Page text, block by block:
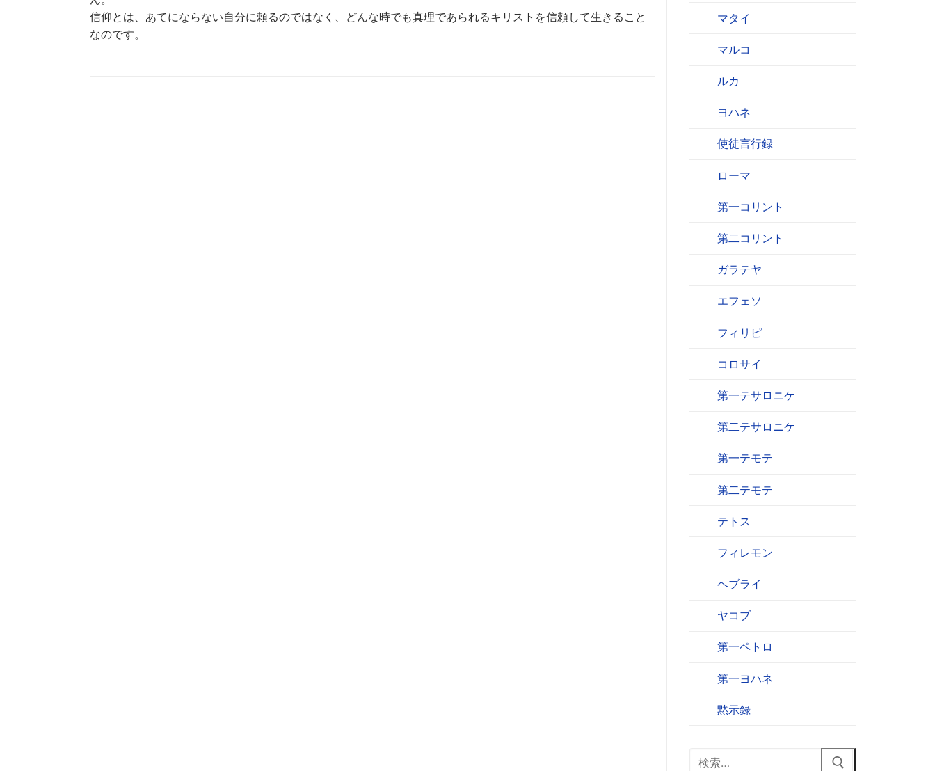
信仰とは、あてにならない自分に頼るのではなく、どんな時でも真理であられるキリストを信頼して生きること
なのです。
マタイ
マルコ
ルカ
ヨハネ
使徒言行録
ローマ
第一コリント
第二コリント
ガラテヤ
エフェソ
フィリピ
コロサイ
第一テサロニケ
第二テサロニケ
第一テモテ
第二テモテ
テトス
フィレモン
ヘブライ
ヤコブ
第一ペトロ
第一ヨハネ
黙示録